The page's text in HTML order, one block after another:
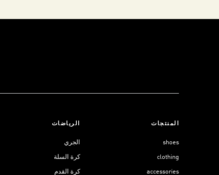
المنتجات
shoes
clothing
accessories
الرياضات
الجري
كرة السلة
كرة القدم